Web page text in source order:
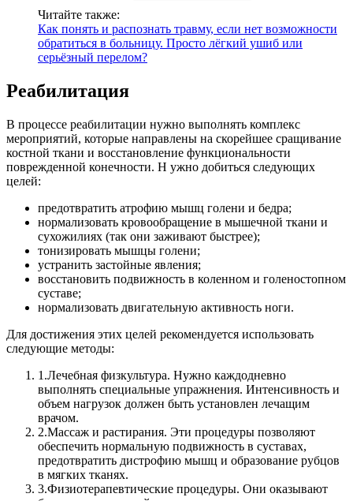
Читайте также:
Как понять и распознать травму, если нет возможности
обратиться в больницу. Просто лёгкий ушиб или
серьёзный перелом?
Реабилитация
В процессе реабилитации нужно выполнять комплекс
мероприятий, которые направлены на скорейшее сращивание
костной ткани и восстановление функциональности
поврежденной конечности. Н ужно добиться следующих
целей:
предотвратить атрофию мышц голени и бедра;
нормализовать кровообращение в мышечной ткани и
сухожилиях (так они заживают быстрее);
тонизировать мышцы голени;
устранить застойные явления;
восстановить подвижность в коленном и голеностопном
суставе;
нормализовать двигательную активность ноги.
Для достижения этих целей рекомендуется использовать
следующие методы:
1.Лечебная физкультура. Нужно каждодневно
выполнять специальные упражнения. Интенсивность и
объем нагрузок должен быть установлен лечащим
врачом.
2.Массаж и растирания. Эти процедуры позволяют
обеспечить нормальную подвижность в суставах,
предотвратить дистрофию мышц и образование рубцов
в мягких тканях.
3.Физиотерапевтические процедуры. Они оказывают